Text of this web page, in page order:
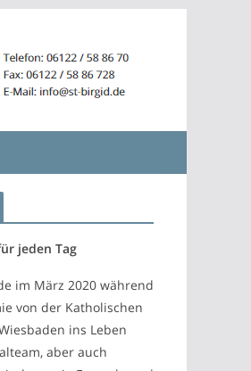
jeden Tag
im März 2020 während
von der Katholischen
ins Leben
aber auch